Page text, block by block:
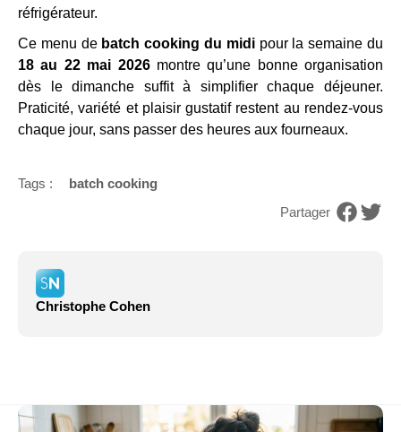
réfrigérateur.
Ce menu de batch cooking du midipour la semaine du
18 au 22 mai 2026montre qu’une bonne organisation
dès le dimanche suffit à simplifier chaque déjeuner.
Praticité, variété et plaisir gustatif restent au rendez-vous
chaque jour, sans passer des heures aux fourneaux.
Tags :
batch cooking
Partager
Christophe Cohen